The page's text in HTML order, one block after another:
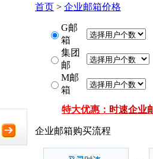
首页 > 企业邮箱价格
G邮
箱
集团
邮
M邮
箱
特大优惠： 时速企业
企业邮箱购买流程